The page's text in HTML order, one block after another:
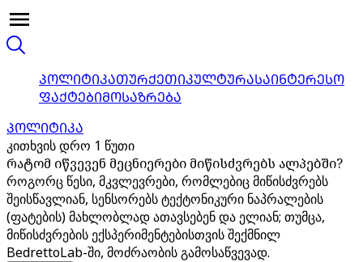
ᲞᲝᲚᲘᲢᲘᲙᲐᲗᲣᲠᲥᲔᲗᲘᲙᲣᲚᲢᲣᲠᲐᲡᲐᲘᲜᲢᲔᲠᲔᲡᲝ
ᲤᲐᲥᲢᲔᲑᲘᲛᲝᲡᲐᲖᲠᲔᲑᲐ
ᲞᲝᲚᲘᲢᲘᲙᲐ
კითხვის დრო 1 წუთი
რატომ იწვევენ მეცნიერები მიწისძვრებს ალპებში?
როგორც წესი, მკვლევრები, რომლებიც მიწისძვრებს
შეისწავლიან, სენსორებს ტექტონიკური ნაპრალების
(ფატების) მახლობლად ათავსებენ და ელიან; თუმცა,
მიწისძვრების ექსპერიმენტებისთვის შექმნილ
BedrettoLab-ში, მოძრაობის გამოსაწვევად.